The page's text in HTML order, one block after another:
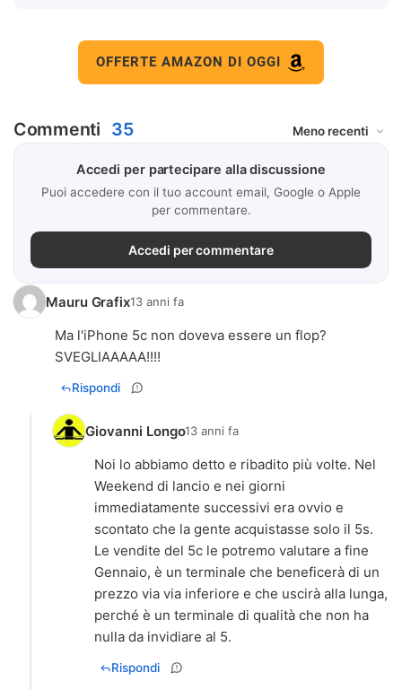
OFFERTE AMAZON DI OGGI
Commenti 35
Accedi per partecipare alla discussione
Puoi accedere con il tuo account email, Google o Apple
per commentare.
Accedi per commentare
Mauru Grafix13 anni fa
Ma l'iPhone 5c non doveva essere un flop?
SVEGLIAAAAA!!!!
Rispondi
Giovanni Longo13 anni fa
Noi lo abbiamo detto e ribadito più volte. Nel
Weekend di lancio e nei giorni
immediatamente successivi era ovvio e
scontato che la gente acquistasse solo il 5s.
Le vendite del 5c le potremo valutare a fine
Gennaio, è un terminale che beneficerà di un
prezzo via via inferiore e che uscirà alla lunga,
perché è un terminale di qualità che non ha
nulla da invidiare al 5.
Rispondi